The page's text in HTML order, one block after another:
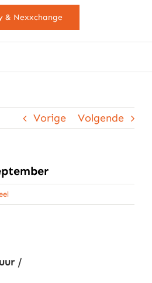
& Nexxchange
Vorige Volgende
/